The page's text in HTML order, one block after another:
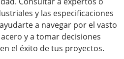
y las especificaciones
a navegar por el vasto
y a tomar decisiones
el éxito de tus proyectos.